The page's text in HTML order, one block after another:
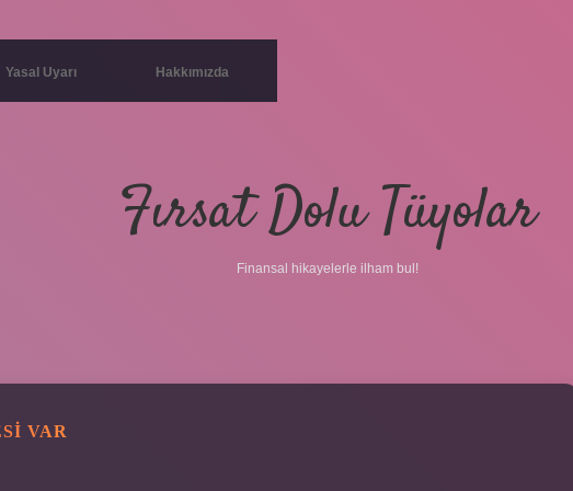
Yasal Uyarı Hakkımızda
Fırsat Dolu Tüyolar
Finansal hikayelerle ilham bul!
VAR